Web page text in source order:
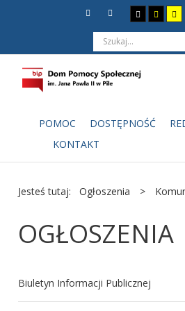
POMOC DOSTĘPNOŚĆ
KONTAKT
Jesteś tutaj: Ogłoszenia >
OGŁOSZENIA
Biuletyn Informacji Publicznej